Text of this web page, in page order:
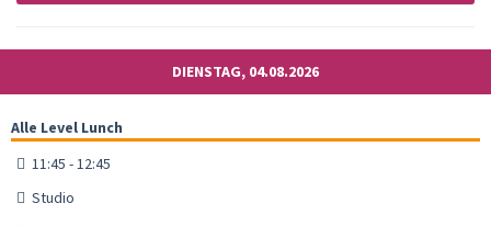
DIENSTAG, 04.08.2026
Alle Level Lunch
11:45 - 12:45
Studio